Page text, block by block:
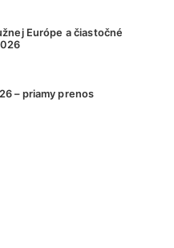
Európe a čiastočné
– priamy prenos